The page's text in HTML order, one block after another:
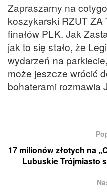
Zapraszamy na
koszykarski RZUT ZA
finałów PLK. Jak
jak to się stało, że
wydarzeń na
może jeszcze wrócić
bohaterami rozmawia
17 milionów złotych na
Lubuskie Trójmiasto